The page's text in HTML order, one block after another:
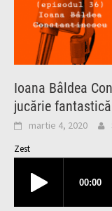
Ioana Bâldea
jucărie
martie 4, 2020
Zest